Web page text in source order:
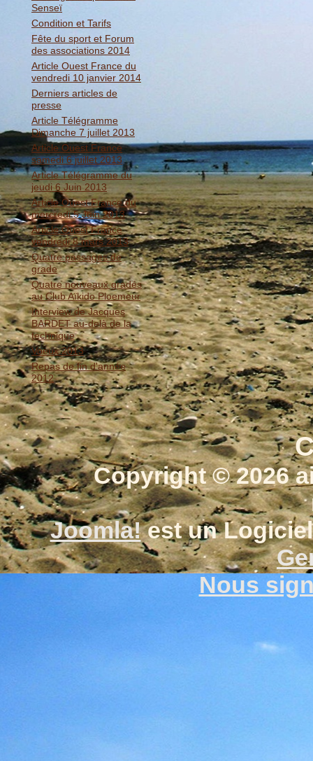
Senseï
Condition et Tarifs
Fête du sport et Forum
des associations 2014
Article Ouest France du
vendredi 10 janvier 2014
Derniers articles de
presse
Article Télégramme
Dimanche 7 juillet 2013
Article Ouest France
samedi 6 juillet 2013
Article Télégramme du
jeudi 6 Juin 2013
Article Ouest France du
mercredi 5 Juin 2013
Article Ouest France
vendredi 8 mars 2013
Quatre passages de
grade
Quatre nouveaux gradés
au Club Aïkido Ploemeur
Interview de Jacques
BARDET au-delà de la
technique
Voeux 2013
Repas de fin d'année
2012
Copyright © 2026
Joomla!est un
Nous